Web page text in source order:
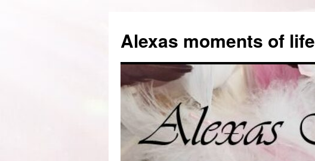
Alexas moments of life